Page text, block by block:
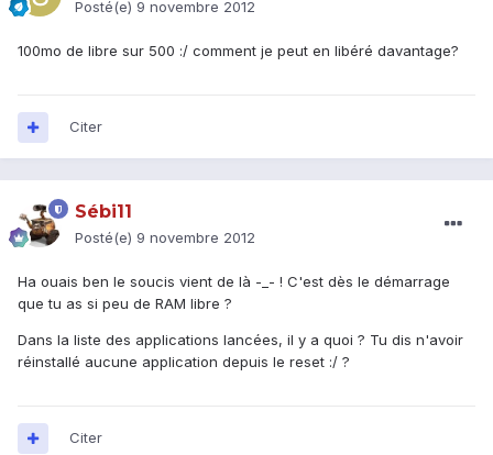
Posté(e) 9 novembre 2012
100mo de libre sur 500 :/ comment je peut en libéré davantage?
Citer
Sébi11
Posté(e) 9 novembre 2012
Ha ouais ben le soucis vient de là -_- ! C'est dès le démarrage
que tu as si peu de RAM libre ?
Dans la liste des applications lancées, il y a quoi ? Tu dis n'avoir
réinstallé aucune application depuis le reset :/ ?
Citer